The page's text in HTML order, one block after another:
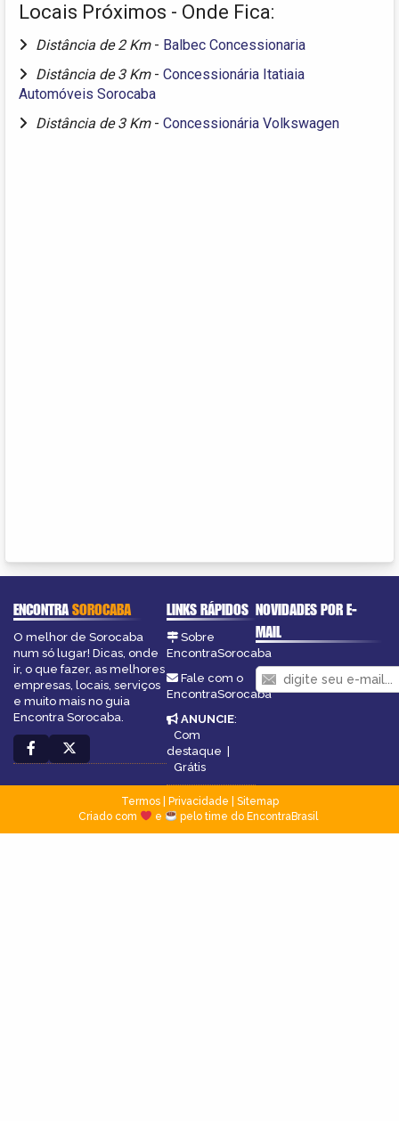
Locais Próximos - Onde Fica:
Distância de 2 Km - Balbec Concessionaria
Distância de 3 Km - Concessionária Itatiaia
Automóveis Sorocaba
Distância de 3 Km - Concessionária Volkswagen
ENCONTRASOROCABA
O melhor de Sorocaba
num só lugar! Dicas, onde
ir, o que fazer, as melhores
empresas, locais, serviços
e muito mais no guia
Encontra Sorocaba.
LINKS RÁPIDOS
Sobre
EncontraSorocaba
Fale com o
EncontraSorocaba
ANUNCIE:
Com
destaque
Grátis
NOVIDADES POR E-
MAIL
Termos| Privacidade
Sitemap
Criado com
e pelo time do EncontraBrasil